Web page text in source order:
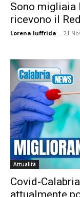
Sono migliaia
ricevono il
Lorena Iuffrida - 21
Attualità
Covid-
attualmente